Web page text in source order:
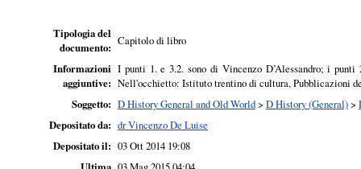
Tipologia del
documento: Capitolo di libro
Informazioni
aggiuntive:
I punti 1. e 3.2. sono di Vincenzo D’Alessandro; i
Nell'occhietto: Istituto trentino di cultura, Pubblicazioni
Soggetto: D History General and Old World> D History (General)>
Depositato da: dr Vincenzo De Luise
Depositato il: 03 Ott 2014 19:08